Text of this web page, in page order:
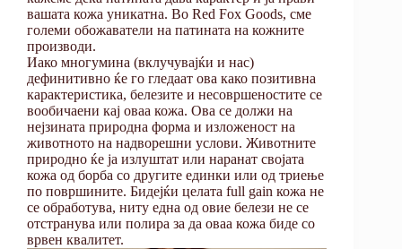
вашата кожа уникатна. Во Red Fox Goods, сме
големи обожаватели на патината на кожните
производи.
Иако многумина (вклучувајќи и нас)
дефинитивно ќе го гледаат ова како позитивна
карактеристика, белезите и несовршеностите се
вообичаени кај оваа кожа. Ова се должи на
нејзината природна форма и изложеност на
животното на надворешни услови. Животните
природно ќе ја излуштат или наранат својата
кожа од борба со другите единки или од триење
по површините. Бидејќи целата full gаin кожа не
се обработува, ниту една од овие белези не се
отстранува или полира за да оваа кожа биде со
врвен квалитет.